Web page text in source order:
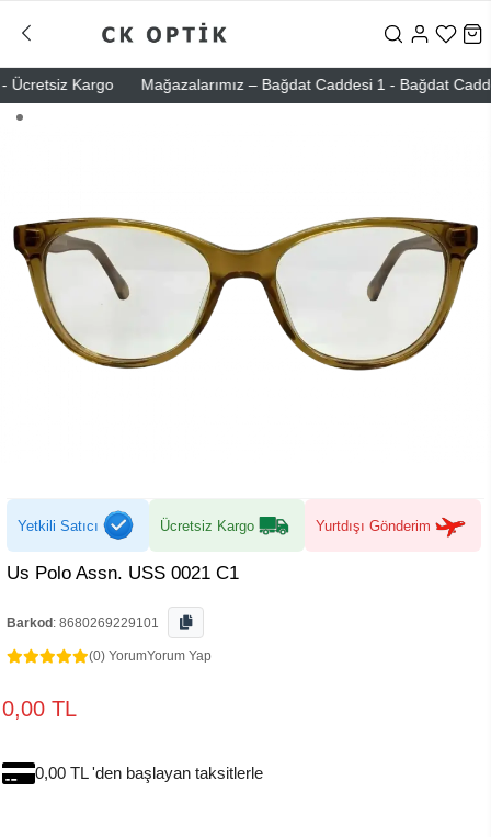
Kargo Mağazalarımız – Bağdat Caddesi 1 - Bağdat
Yetkili Satıcı Ücretsiz Kargo Yurtdışı Gönderim
Us Polo Assn. USS 0021 C1
Barkod : 8680269229101
(0) YorumYorum Yap
0,00 TL
0,00 TL 'den başlayan taksitlerle